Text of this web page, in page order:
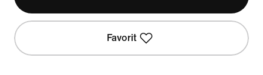
Favorit